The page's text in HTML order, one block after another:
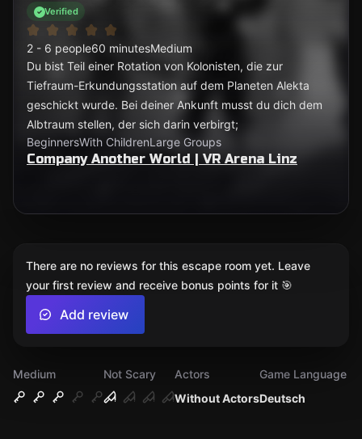
Verified
2 - 6 people60 minutesMedium
Du bist Teil einer Rotation von Kolonisten, die zur
Tiefraum-Erkundungsstation auf dem Planeten Alekta
geschickt wurde. Bei deiner Ankunft musst du dich dem
Albtraum stellen, der sich darin verbirgt;
BeginnersWith ChildrenLarge Groups
Company Another World | VR Arena Linz
Medium
Not Scary
Without Actors
Actors
Deutsch
Game Language
There are no reviews for this escape room yet. Leave
your first review and receive bonus points for it 🎯
Add review